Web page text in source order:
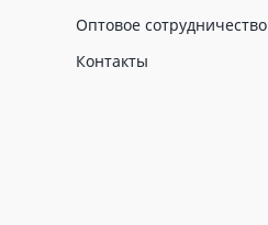
Оптовое сотрудничество
Контакты